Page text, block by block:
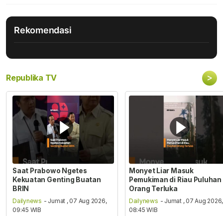
Rekomendasi
Republika TV >
Saat Prabowo Ngetes
Kekuatan Genting Buatan
BRIN
Dailynews - Jumat , 07 Aug 2026,
09:45 WIB
Monyet Liar Masuk
Pemukiman di Riau Puluhan
Orang Terluka
Dailynews - Jumat , 07 Aug 2026,
08:45 WIB